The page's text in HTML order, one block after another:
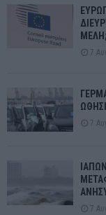
ΜΕΛΗ;
7
7
7